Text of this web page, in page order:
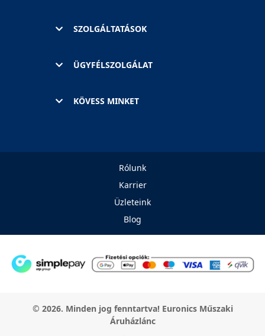
SZOLGÁLTATÁSOK
ÜGYFÉLSZOLGÁLAT
KÖVESS MINKET
Rólunk
Karrier
Üzleteink
Blog
© 2026. Minden jog fenntartva! Euronics Műszaki
Áruházlánc